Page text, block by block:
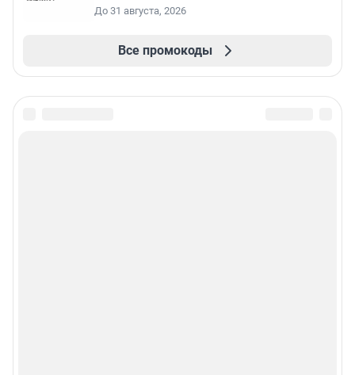
До 31 августа, 2026
Все промокоды